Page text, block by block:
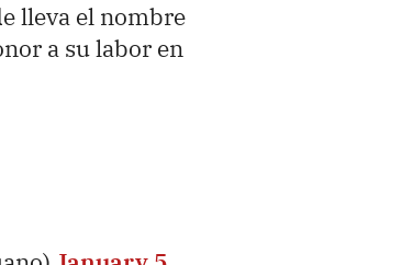
lleva el nombre
a su labor en